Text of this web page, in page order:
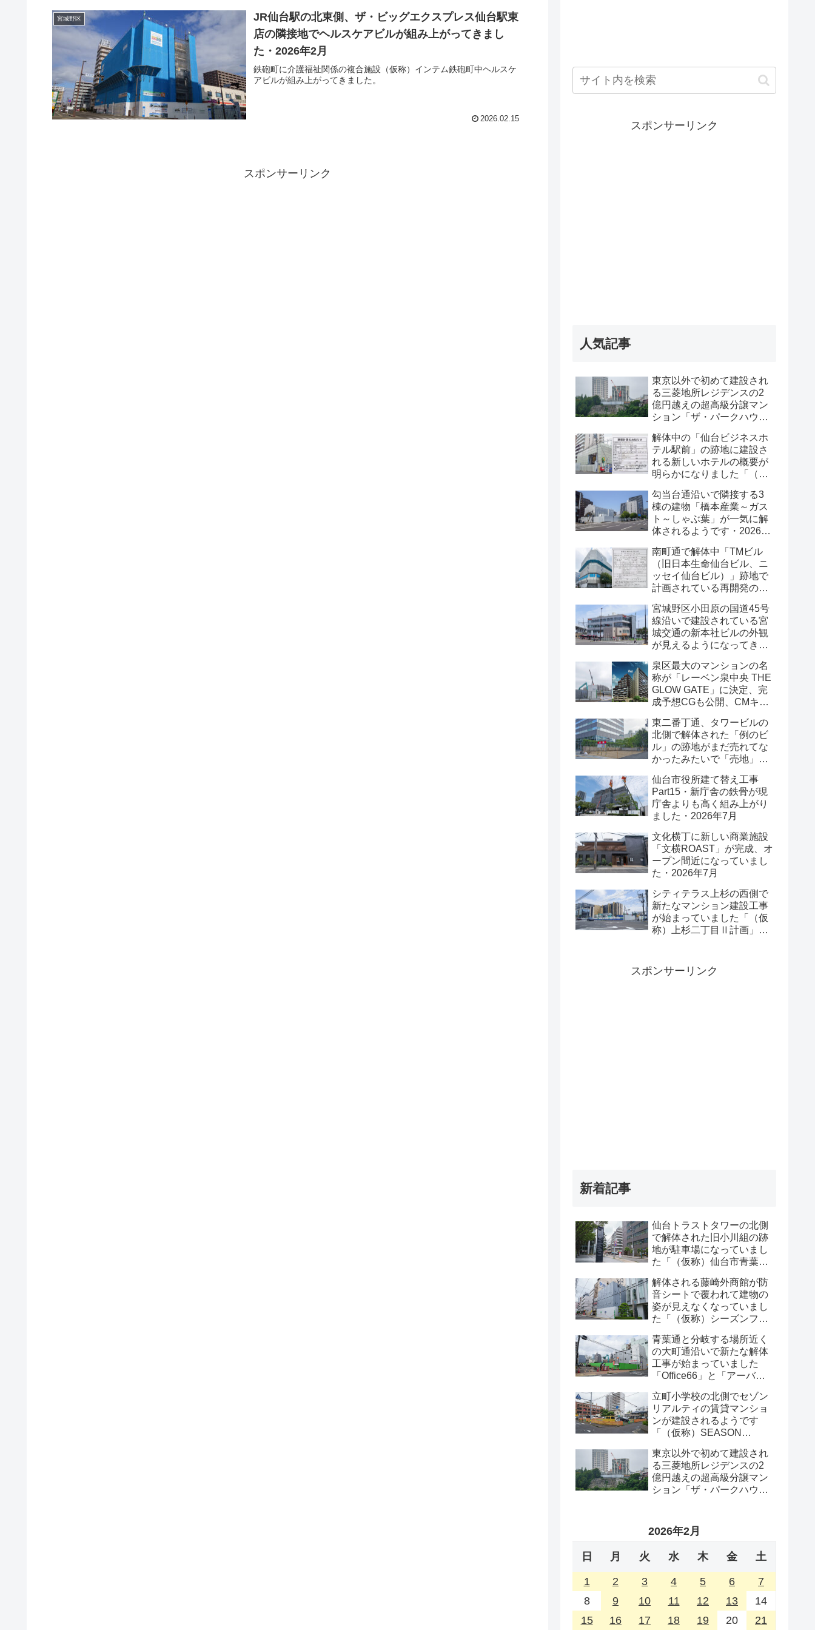
宮城野区
JR仙台駅の北東側、ザ・ビッグエクスプレス仙台駅東
店の隣接地でヘルスケアビルが組み上がってきまし
た・2026年2月
鉄砲町に介護福祉関係の複合施設（仮称）インテム鉄砲町中ヘルスケ
アビルが組み上がってきました。
2026.02.15
スポンサーリンク
スポンサーリンク
人気記事
東京以外で初めて建設され
る三菱地所レジデンスの2
億円越えの超高級分譲マン
ション「ザ・パークハウス
上がってきました・2026 年
8月
解体中の「仙台ビジネスホ
テル駅前」の跡地に建設さ
れる新しいホテルの概要が
明らかになりました「（仮
築工事」・2026年7月
勾当台通沿いで隣接する3
棟の建物「橋本産業～ガス
ト～しゃぶ葉」が一気に解
体されるようです・2026年
南町通で解体中「TMビル
（旧日本生命仙台ビル、ニ
ッセイ仙台ビル）」跡地で
計画されている再開発の
掲示されていました・2026
年7月
宮城野区小田原の国道45号
線沿いで建設されている宮
城交通の新本社ビルの外観
が見えるようになってきま
泉区最大のマンションの名
称が「レーベン泉中央 THE
GLOW GATE」に決定、完
成予想CGも公開、CMキャ
チマンが起用されました・
2026年7月
東二番丁通、タワービルの
北側で解体された「例のビ
ル」の跡地がまだ売れてな
かったみたいで「売地」の
年7月16日
仙台市役所建て替え工事
Part15・新庁舎の鉄骨が現
庁舎よりも高く組み上がり
ました・2026年7月
文化横丁に新しい商業施設
「文横ROAST」が完成、オ
ープン間近になっていまし
た・2026年7月
シティテラス上杉の西側で
新たなマンション建設工事
が始まっていました「（仮
称）上杉二丁目Ⅱ計画」・
スポンサーリンク
新着記事
仙台トラストタワーの北側
で解体された旧小川組の跡
地が駐車場になっていまし
た「（仮称）仙台市青葉区
解体工事」・2026年8月
解体される藤崎外商館が防
音シートで覆われて建物の
姿が見えなくなっていまし
た「（仮称）シーズンフラ
2026年8月
青葉通と分岐する場所近く
の大町通沿いで新たな解体
工事が始まっていました
「Office66」と「アーバン
2026年8月
立町小学校の北側でセゾン
リアルティの賃貸マンショ
ンが建設されるようです
「（仮称）SEASON
工事」・2026年8月
東京以外で初めて建設され
る三菱地所レジデンスの2
億円越えの超高級分譲マン
ション「ザ・パークハウス
8月
2026年2月
日 月 火 水 木 金 土
1 2 3 4 5 6
7
8
9 10 11 12 13
14
15
16 17 18 19 20 21